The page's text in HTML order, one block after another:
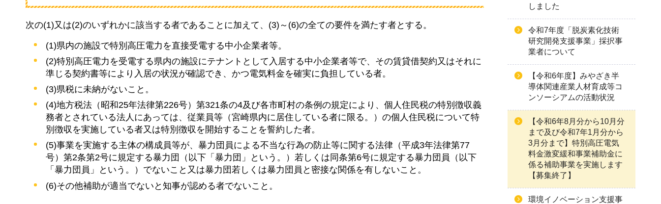
次の(1)又は(2)のいずれかに該当する者であることに加えて、(3)～(6)の全ての要件を満たす者とする。
(1)県内の施設で特別高圧電力を直接受電する中小企業者等。
(2)特別高圧電力を受電する県内の施設にテナントとして入居する中小企業者等で、その賃貸借契約又はそれに
準じる契約書等により入居の状況が確認でき、かつ電気料金を確実に負担している者。
(3)県税に未納がないこと。
(4)地方税法（昭和25年法律第226号）第321条の4及び各市町村の条例の規定により、個人住民税の特別徴収義
務者とされている法人にあっては、従業員等（宮崎県内に居住している者に限る。）の個人住民税について特
別徴収を実施している者又は特別徴収を開始することを誓約した者。
(5)事業を実施する主体の構成員等が、暴力団員による不当な行為の防止等に関する法律（平成3年法律第77
号）第2条第2号に規定する暴力団（以下「暴力団」という。）若しくは同条第6号に規定する暴力団員（以下
「暴力団員」という。）でないこと又は暴力団若しくは暴力団員と密接な関係を有しないこと。
(6)その他補助が適当でないと知事が認める者でないこと。
しました
令和7年度「脱炭素化技術
研究開発支援事業」採択事
業者について
【令和6年度】みやざき半
導体関連産業人材育成等コ
ンソーシアムの活動状況
【令和6年8月分から10月分
まで及び令和7年1月分から
3月分まで】特別高圧電気
料金激変緩和事業補助金に
係る補助事業を実施します
【募集終了】
環境イノベーション支援事